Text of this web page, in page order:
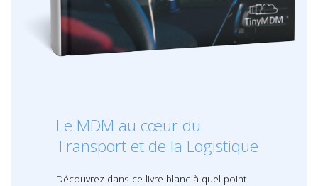
Le MDM au cœur du
Transport et de la Logistique
Découvrez dans ce livre blanc à quel point